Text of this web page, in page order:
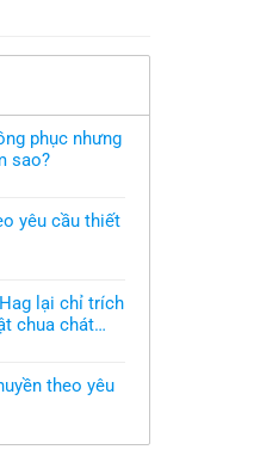
phục nhưng
sao?
yêu cầu thiết
lại chỉ trích
chua chát
theo yêu